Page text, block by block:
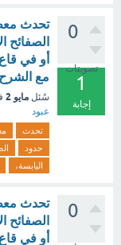
0
تصويتات
1
إجابة
تحدث
الصفائح
أو في
مع الشرح
سُئل مايو 2
عبود
تحدث
حدود
اليابسة،
0
تحدث
الصفائح
أو في